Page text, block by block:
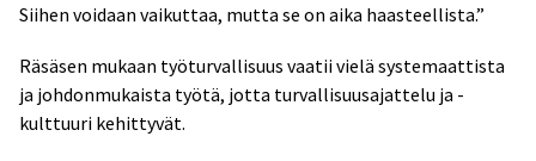
Siihen voidaan vaikuttaa, mutta se on aika haasteellista.”
Räsäsen mukaan työturvallisuus vaatii vielä systemaattista
ja johdonmukaista työtä, jotta turvallisuusajattelu ja -
kulttuuri kehittyvät.